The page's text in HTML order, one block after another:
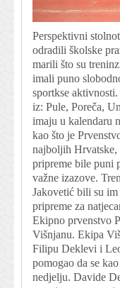
Perspektivni
odradili školske
marili što su
imali puno
sportkse
iz: Pule, Poreča,
imaju u kalendaru
kao što je
najboljih Hrvatske,
pripreme bile puni
važne izazove.
Jakovetić bili su im
pripreme za
Ekipno prvenstvo
Višnjanu. Ekipa
Filipu Deklevi i
pomogao da se
nedjelju. Davide